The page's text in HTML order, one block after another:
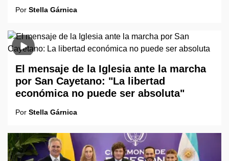
Por Stella Gárnica
El mensaje de la Iglesia ante la marcha
por San Cayetano: "La libertad
económica no puede ser absoluta"
Por Stella Gárnica